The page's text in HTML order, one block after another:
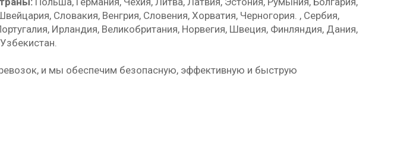
Словакия, Венгрия, Словения, Хорватия, Черногория. , Сербия,
Ирландия, Великобритания, Норвегия, Швеция, Финляндия, Дания,
и мы обеспечим безопасную, эффективную и быструю